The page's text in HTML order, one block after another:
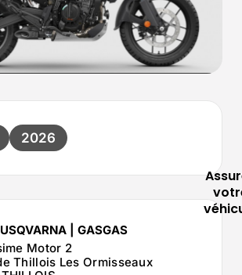
2026
| GASGAS
Motor 2
Thillois Les Ormisseaux